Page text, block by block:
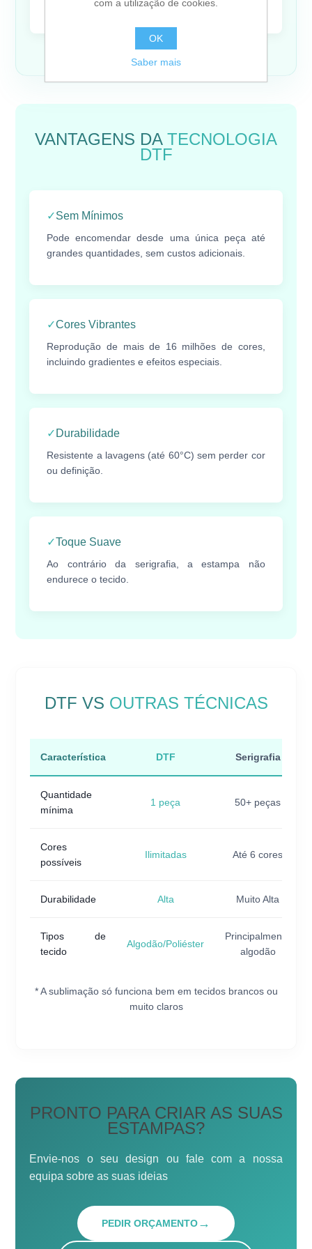
mercado sem grandes investimentos.
VANTAGENS DA TECNOLOGIA
DTF
✓Sem Mínimos
Pode encomendar desde uma única peça até
grandes quantidades, sem custos adicionais.
✓Cores Vibrantes
Reprodução de mais de 16 milhões de cores,
incluindo gradientes e efeitos especiais.
✓Durabilidade
Resistente a lavagens (até 60°C) sem perder cor
ou definição.
✓Toque Suave
Ao contrário da serigrafia, a estampa não
endurece o tecido.
DTF VS OUTRAS TÉCNICAS
Característica DTF Serigrafia
Quantidade
mínima
1 peça 50+ peças
Cores
possíveis
Ilimitadas Até 6 cores
Durabilidade Alta Muito Alta
Tipos de
tecido
Algodão/Poliéster
Principalmente
algodão
* A sublimação só funciona bem em tecidos brancos ou
muito claros
PRONTO PARA CRIAR AS SUAS
ESTAMPAS?
Envie-nos o seu design ou fale com a nossa
equipa sobre as suas ideias
PEDIR ORÇAMENTO→
com a utilização de cookies.
OK
Saber mais